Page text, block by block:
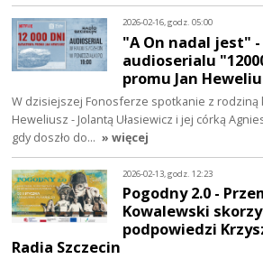
2026-02-16, godz. 05:00
"A On nadal jest"
audioserialu
promu Jan
W dzisiejszej Fonosferze spotkanie z rodziną
Heweliusz - Jolantą Ułasiewicz i jej córką
gdy doszło do… » więcej
2026-02-13, godz. 12:23
Pogodny 2.0 -
Kowalewski
podpowiedzi
Radia Szczecin